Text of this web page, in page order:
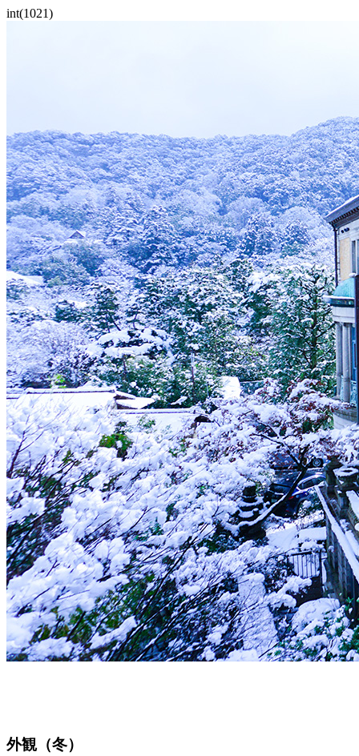
int(1021)
外観（冬）